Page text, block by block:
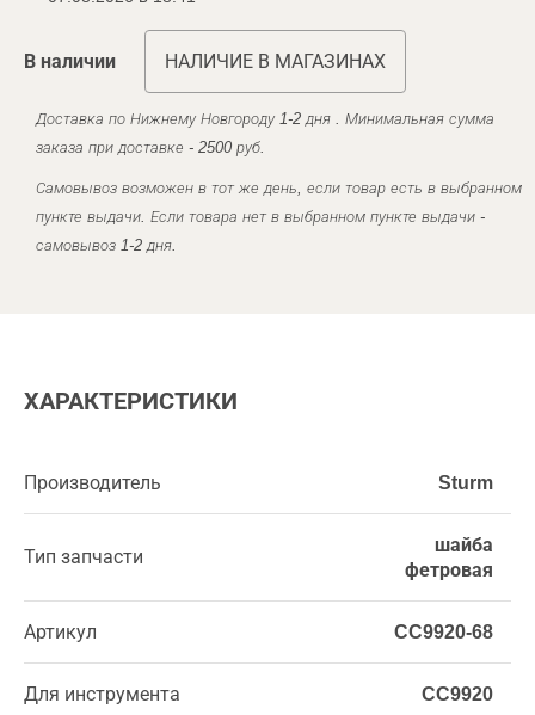
В наличии НАЛИЧИЕ В МАГАЗИНАХ
Доставка по Нижнему Новгороду 1-2 дня . Минимальная сумма
заказа при доставке - 2500 руб.
Самовывоз возможен в тот же день, если товар есть в выбранном
пункте выдачи. Если товара нет в выбранном пункте выдачи -
самовывоз 1-2 дня.
ХАРАКТЕРИСТИКИ
Производитель Sturm
Тип запчасти
шайба
фетровая
Артикул CC9920-68
Для инструмента CC9920